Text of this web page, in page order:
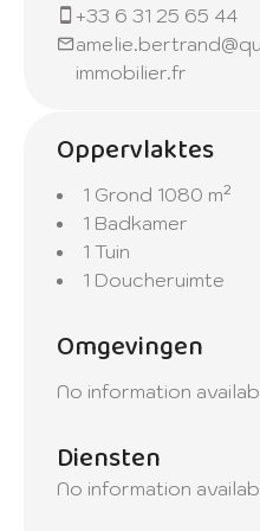
+33 6 31 25 65 44
immobilier.fr
Oppervlaktes
1 Grond 1080 m²
1 Badkamer
1 Tuin
1 Doucheruimte
Omgevingen
No information
Diensten
No information